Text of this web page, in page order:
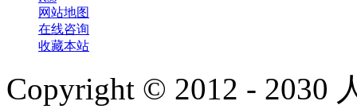
网站地图
在线咨询
收藏本站
Copyright © 2012 - 2030